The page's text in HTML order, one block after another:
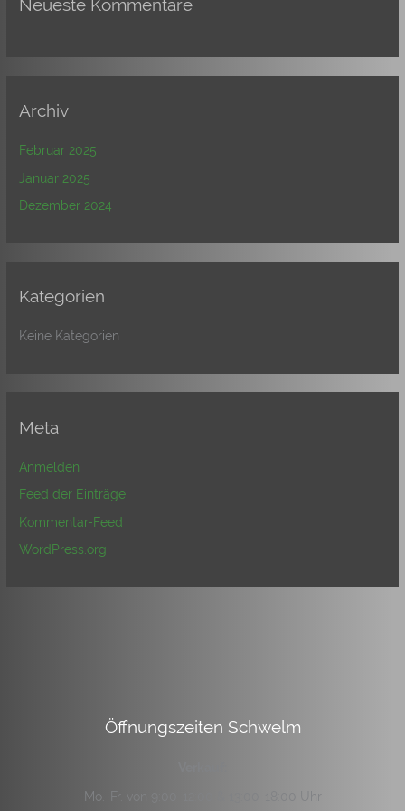
Neueste Kommentare
Archiv
Februar 2025
Januar 2025
Dezember 2024
Kategorien
Keine Kategorien
Meta
Anmelden
Feed der Einträge
Kommentar-Feed
WordPress.org
Öffnungszeiten Schwelm
Mo.-Fr. von 9:00-12:00 & 13:00-18:00 Uhr